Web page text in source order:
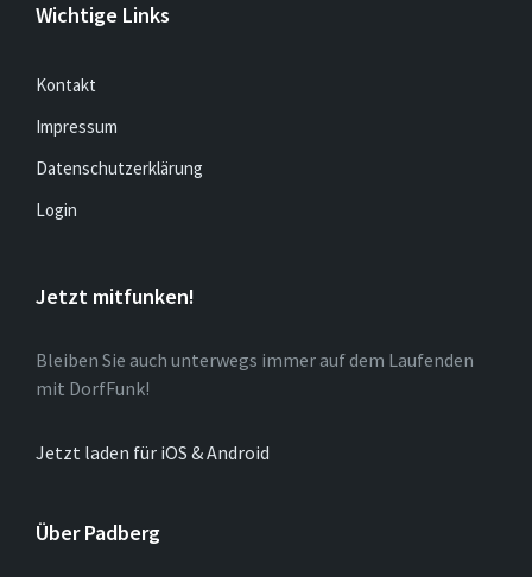
Wichtige Links
Kontakt
Impressum
Datenschutzerklärung
Login
Jetzt mitfunken!
Bleiben Sie auch unterwegs immer auf dem Laufenden
mit DorfFunk!
Jetzt laden für iOS & Android
Über Padberg